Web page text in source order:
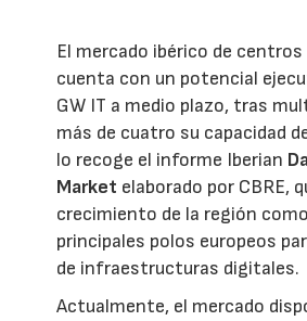
El mercado ibérico de
cuenta con un potencial
GW IT a medio plazo, tras
más de cuatro su capacidad
lo recoge el informe Iberian
Market elaborado por CBRE,
crecimiento de la región
principales polos europeos
de infraestructuras digitales.
Actualmente, el mercado